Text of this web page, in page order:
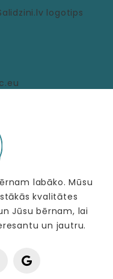
labāko. Mūsu
kvalitātes
Jūsu bērnam, lai
un jautru.